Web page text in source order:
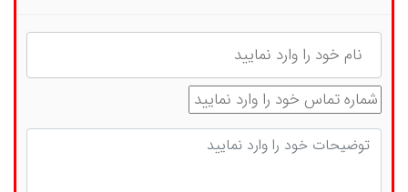
نام
شماره تماس
توضیحات